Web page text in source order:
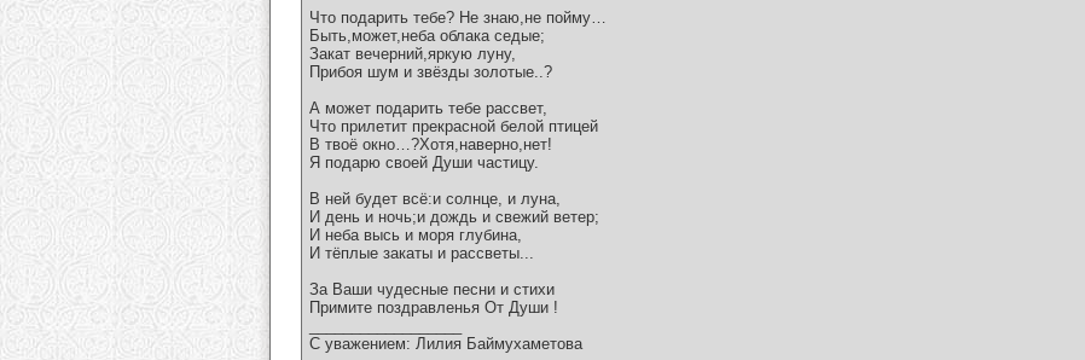
Что подарить тебе? Не знаю,не пойму…
Быть,может,неба облака седые;
Закат вечерний,яркую луну,
Прибоя шум и звёзды золотые..?
А может подарить тебе рассвет,
Что прилетит прекрасной белой птицей
В твоё окно…?Хотя,наверно,нет!
Я подарю своей Души частицу.
В ней будет всё:и солнце, и луна,
И день и ночь;и дождь и свежий ветер;
И неба высь и моря глубина,
И тёплые закаты и рассветы...
За Ваши чудесные песни и стихи
Примите поздравленья От Души !
С уважением: Лилия Баймухаметова